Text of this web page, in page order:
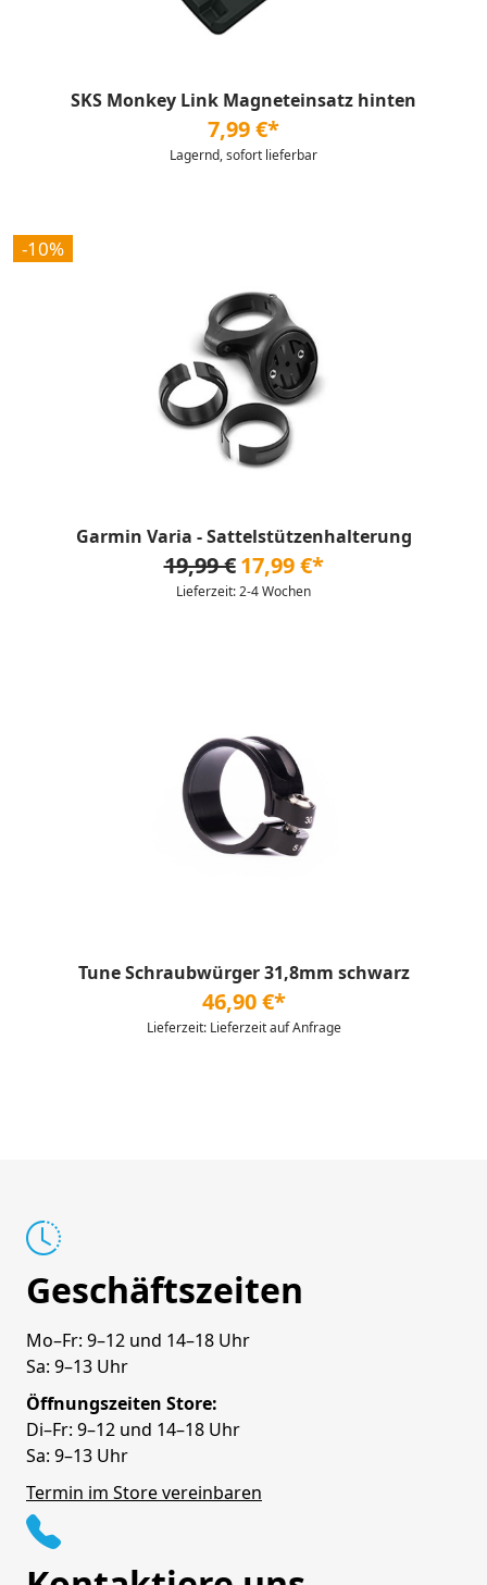
SKS Monkey Link Magneteinsatz hinten
7,99 €*
Lagernd, sofort lieferbar
-10%
Garmin Varia - Sattelstützenhalterung
19,99 € 17,99 €*
Lieferzeit: 2-4 Wochen
Tune Schraubwürger 31,8mm schwarz
46,90 €*
Lieferzeit: Lieferzeit auf Anfrage
Geschäftszeiten
Mo–Fr: 9–12 und 14–18 Uhr
Sa: 9–13 Uhr
Öffnungszeiten Store:
Di–Fr: 9–12 und 14–18 Uhr
Sa: 9–13 Uhr
Termin im Store vereinbaren